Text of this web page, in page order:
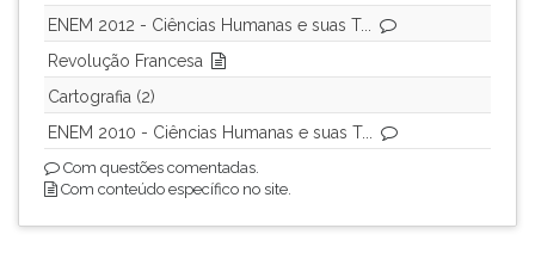
ENEM 2012 - Ciências Humanas e suas T...
Revolução Francesa
Cartografia (2)
ENEM 2010 - Ciências Humanas e suas T...
Com questões comentadas.
Com conteúdo específico no site.